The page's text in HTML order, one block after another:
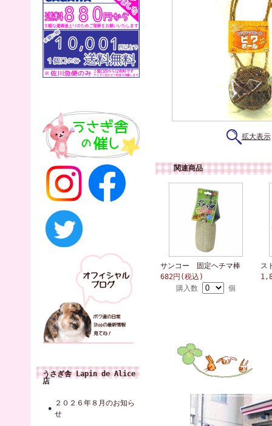
うさぎ舎 Lapin de Alice
店
２０２６年８月のお知ら
せ
拡大表示
関連商品
サンコー 固定ヘチマ棒
682円(税込)
購入数
個
ス